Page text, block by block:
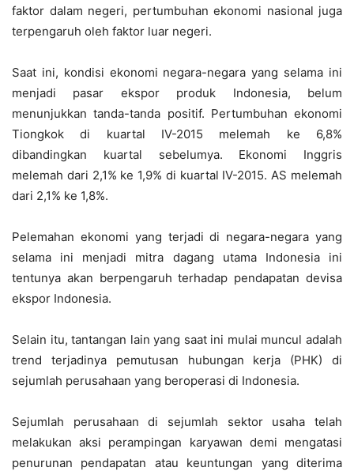
faktor dalam negeri, pertumbuhan ekonomi nasional juga
terpengaruh oleh faktor luar negeri.
Saat ini, kondisi ekonomi negara-negara yang selama ini
menjadi pasar ekspor produk Indonesia, belum
menunjukkan tanda-tanda positif. Pertumbuhan ekonomi
Tiongkok di kuartal IV-2015 melemah ke 6,8%
dibandingkan kuartal sebelumya. Ekonomi Inggris
melemah dari 2,1% ke 1,9% di kuartal IV-2015. AS melemah
dari 2,1% ke 1,8%.
Pelemahan ekonomi yang terjadi di negara-negara yang
selama ini menjadi mitra dagang utama Indonesia ini
tentunya akan berpengaruh terhadap pendapatan devisa
ekspor Indonesia.
Selain itu, tantangan lain yang saat ini mulai muncul adalah
trend terjadinya pemutusan hubungan kerja (PHK) di
sejumlah perusahaan yang beroperasi di Indonesia.
Sejumlah perusahaan di sejumlah sektor usaha telah
melakukan aksi perampingan karyawan demi mengatasi
penurunan pendapatan atau keuntungan yang diterima